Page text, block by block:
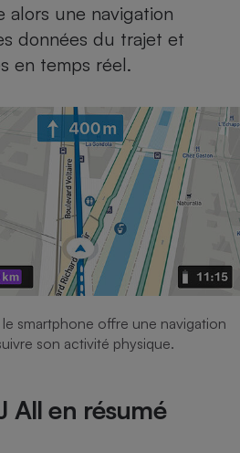
alors une navigation
données du trajet et
en temps réel.
le smartphone offre une navigation
son activité physique.
All en résumé